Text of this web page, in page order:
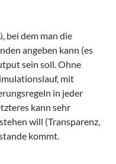
bei dem man die
angeben kann (es
sein soll. Ohne
mit
in jeder
kann sehr
will (Transparenz,
kommt.